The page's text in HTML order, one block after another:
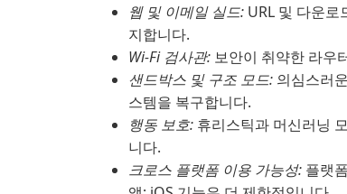
웹 및 이메일 실드: URL 및 다운
지합니다.
Wi-Fi 검사관: 보안이 취약한 라우
샌드박스 및 구조 모드: 의심스러
스템을 복구합니다.
행동 보호: 휴리스틱과 머신러닝
니다.
크로스 플랫폼 이용 가능성: 플랫